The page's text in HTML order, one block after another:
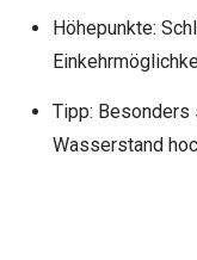
Höhepunkte:
Tipp: Besonders
Wasserstand